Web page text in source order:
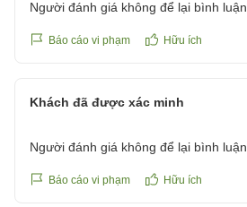
Người đánh giá không để lại bình luận.
Báo cáo vi phạm Hữu ích
Khách đã được xác minh
Người đánh giá không để lại bình luận.
Báo cáo vi phạm Hữu ích